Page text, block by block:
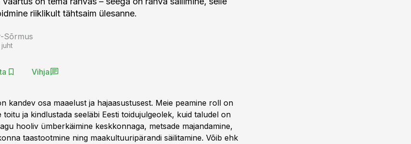
riiklikult tähtsaim ülesanne.
Sõrmus
Vihja
kandev osa maaelust ja hajaasustusest. Meie peamine roll on
toitu ja kindlustada seeläbi Eesti toidujulgeolek, kuid taludel on
hooliv ümberkäimine keskkonnaga, metsade majandamine,
taastootmine ning maakultuuripärandi säilitamine. Võib ehk